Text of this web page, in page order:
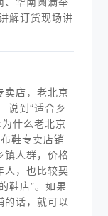
解订货现场讲
店，老北京
说到“适合乡
什么老北京
鞋专卖店销
镇人群，价格
人，也比较契
鞋店”。如果
的话，就可以